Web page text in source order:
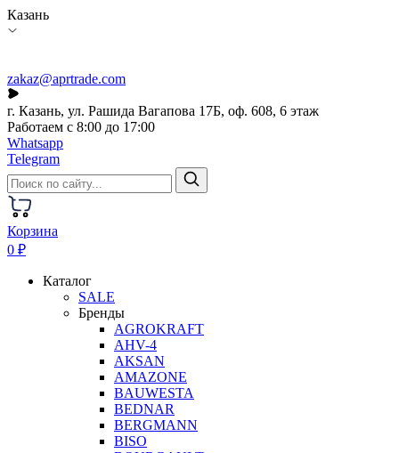
Казань
zakaz@aprtrade.com
г. Казань, ул. Рашида Вагапова 17Б, оф. 608, 6 этаж
Работаем с 8:00 до 17:00
Whatsapp
Telegram
Корзина
0 ₽
Каталог
SALE
Бренды
AGROKRAFT
AHV-4
AKSAN
AMAZONE
BAUWESTA
BEDNAR
BERGMANN
BISO